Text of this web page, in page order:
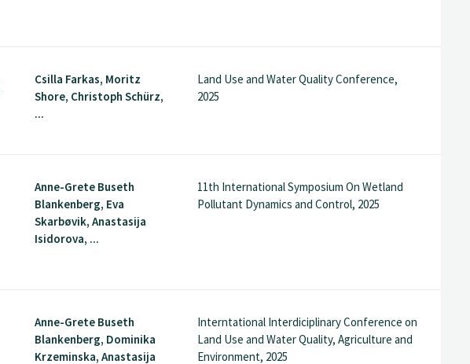
Csilla Farkas, Moritz
Shore, Christoph Schürz,
...
Land Use and Water Quality Conference,
2025
Anne-Grete Buseth
Blankenberg, Eva
Skarbøvik, Anastasija
Isidorova, ...
11th International Symposium On Wetland
Pollutant Dynamics and Control, 2025
Anne-Grete Buseth
Blankenberg, Dominika
Krzeminska, Anastasija
Interntational Interdiciplinary Conference on
Land Use and Water Quality, Agriculture and
Environment, 2025